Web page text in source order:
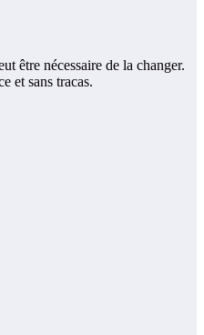
être nécessaire de la changer.
et sans tracas.